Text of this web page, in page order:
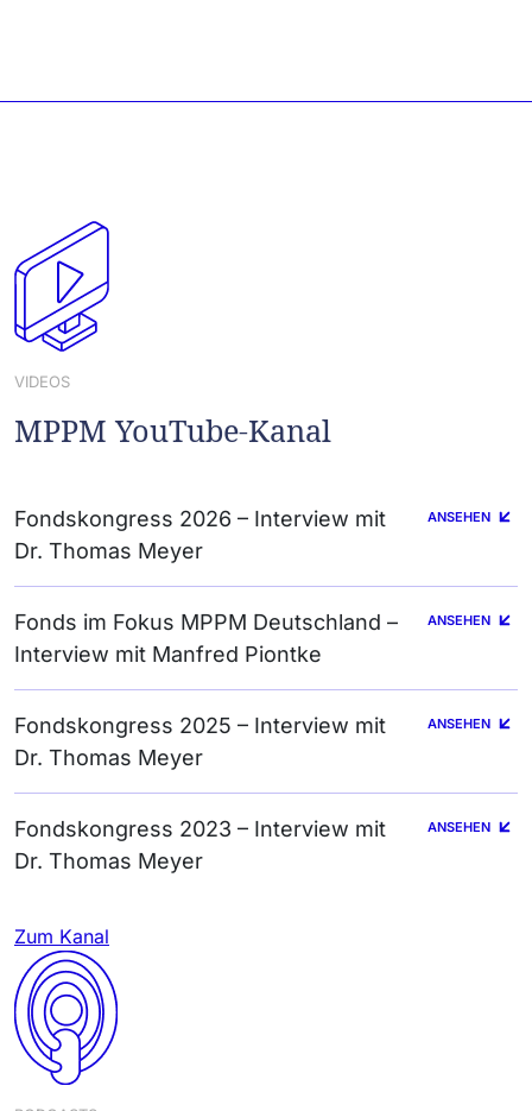
VIDEOS
MPPM YouTube-Kanal
Fondskongress 2026 – Interview mit
Dr. Thomas Meyer
ANSEHEN
Fonds im Fokus MPPM Deutschland –
Interview mit Manfred Piontke
ANSEHEN
Fondskongress 2025 – Interview mit
Dr. Thomas Meyer
ANSEHEN
Fondskongress 2023 – Interview mit
Dr. Thomas Meyer
ANSEHEN
Zum Kanal